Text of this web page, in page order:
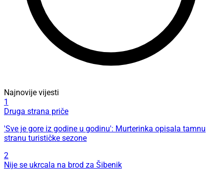
Najnovije vijesti
1
Druga strana priče
'Sve je gore iz godine u godinu': Murterinka opisala tamnu
stranu turističke sezone
2
Nije se ukrcala na brod za Šibenik